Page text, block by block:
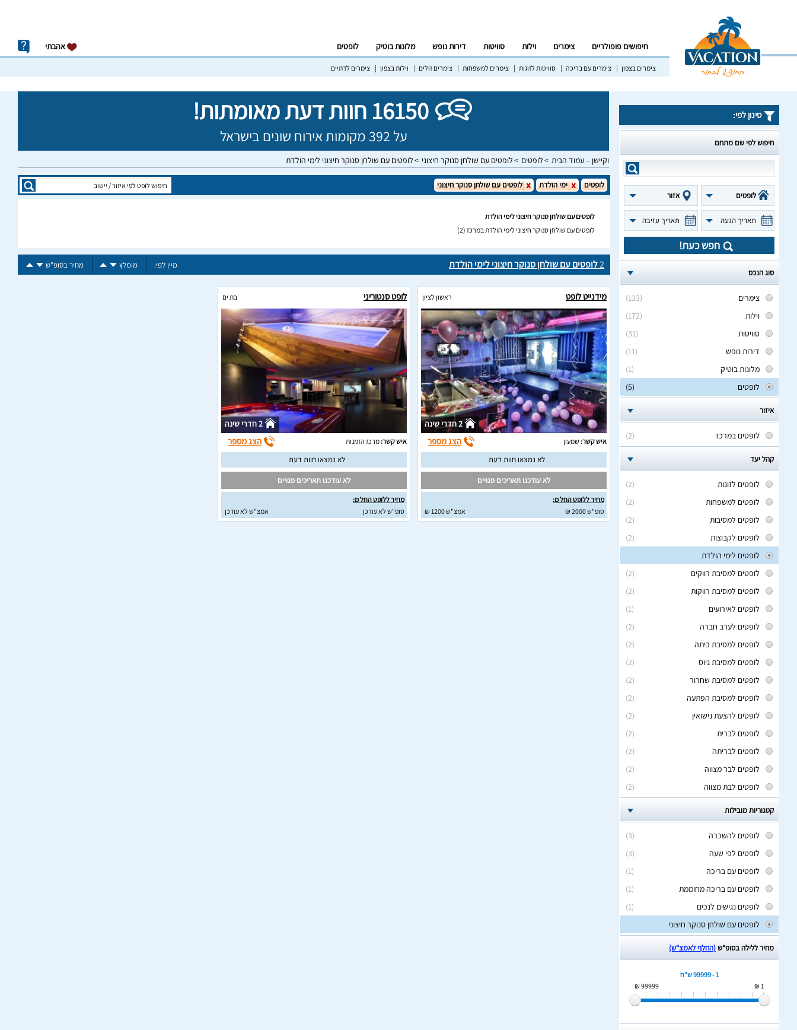
חיפושים פופולריים צימרים וילות סוויטות דירות נופש מלונות בוטיק לופטים אהבתי
צימרים בצפון צימרים עם בריכה סוויטות לזוגות צימרים למשפחות צימרים זולים וילות בצפון צימרים לדתיים
16150 חוות דעת מאומתות!
על 392 מקומות אירוח שונים בישראל
וקיישן – עמוד הבית לופטים לופטים עם שולחן סנוקר חיצוני לופטים עם שולחן סנוקר חיצוני לימי הולדת
סינון לפי:
חיפוש לפי שם מתחם
לופטים אזור
תאריך הגעה תאריך עזיבה
חפש כעת!
סוג הנכס
(133)
צימרים
(172)
וילות
(31)
סוויטות
(11)
דירות נופש
(1)
מלונות בוטיק
(5)
לופטים
איזור
(2) לופטים במרכז
קהל יעד
(2)
לופטים לזוגות
(2)
לופטים למשפחות
(2)
לופטים למסיבות
(2)
לופטים לקבוצות
לופטים לימי הולדת
(2)
לופטים למסיבת רווקים
(2)
לופטים למסיבת רווקות
(1)
לופטים לאירועים
(2)
לופטים לערב חברה
(2)
לופטים למסיבת כיתה
(2)
לופטים למסיבת גיוס
(2)
לופטים למסיבת שחרור
(2)
לופטים למסיבת הפתעה
(2)
לופטים להצעת נישואין
(2)
לופטים לברית
(2)
לופטים לבריתה
(2)
לופטים לבר מצווה
(2)
לופטים לבת מצווה
קטגוריות מובילות
(3)
לופטים להשכרה
(3)
לופטים לפי שעה
(1)
לופטים עם בריכה
(1)
לופטים עם בריכה מחוממת
(1)
לופטים נגישים לנכים
לופטים עם שולחן סנוקר חיצוני
מחיר ללילה בסופ“ש(החלף לאמצ“ש)
1 - 99999 ש"ח
1 ₪
99999 ₪
לופטים ימי הולדת לופטים עם שולחן סנוקר חיצוני
לופטים עם שולחן סנוקר חיצוני לימי הולדת
לופטים עם שולחן סנוקר חיצוני לימי הולדת במרכז (2)
2לופטים עם שולחן סנוקר חיצוני לימי הולדת מיין לפי: מומלץ מחיר בסופ"ש
מידנייט לופט ראשון לציון
2 חדרי שינה
איש קשר: שמעון הצג מספר
לא נמצאו חוות דעת
לא עודכנו תאריכים פנויים
מחיר ללופט החל מ:
סופ"ש 2000 ₪
אמצ"ש 1200 ₪
לופט סנטוריני בת ים
2 חדרי שינה
איש קשר:מרכז הזמנות הצג מספר
לא נמצאו חוות דעת
לא עודכנו תאריכים פנויים
מחיר ללופט החל מ:
סופ"ש לא עודכן
אמצ"ש לא עודכן